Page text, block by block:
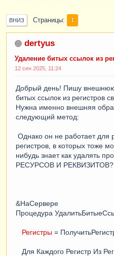
ВНИЗ Страницы 1
dertyus
Удаление битых ссылок из
12 сен 2025, 11:24
Добрый день! Пишу
битых ссылок из регистров
Нужна именно внешняя
следующий метод:
Однако он не работает для
регистров, в которых тоже
нибудь знает как удалять
РЕСУРСОВ И РЕКВИЗИТОВ?
&НаСервере
Процедура
Регистры =
Для Каждого Регистр Из